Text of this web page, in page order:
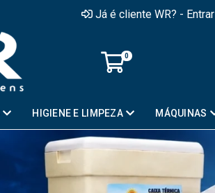
Já é cliente WR? - Entrar
0
HIGIENE E LIMPEZA MÁQUINAS